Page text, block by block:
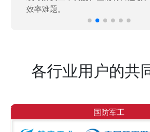
各行业用户的共
国防军工